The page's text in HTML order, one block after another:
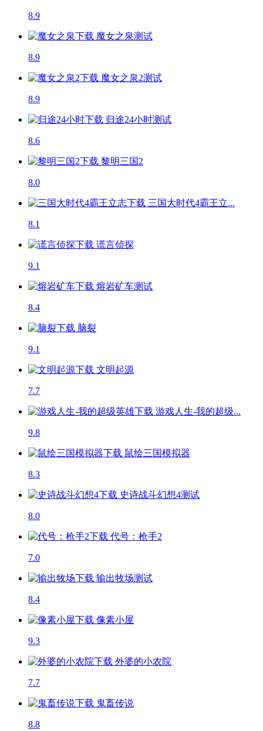
8.9
魔女之泉测试
8.9
魔女之泉2测试
8.9
归途24小时测试
8.6
黎明三国2
8.0
三国大时代4霸王立...
8.1
谎言侦探
9.1
熔岩矿车测试
8.4
脑裂
9.1
文明起源
7.7
游戏人生-我的超级...
9.8
鼠绘三国模拟器
8.3
史诗战斗幻想4测试
8.0
代号：枪手2
7.0
输出牧场测试
8.4
像素小屋
9.3
外婆的小农院
7.7
鬼畜传说
8.8